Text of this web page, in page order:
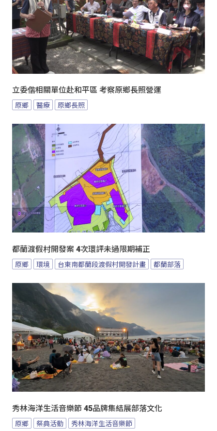
立委偕相關單位赴和平區 考察原鄉長照營運
原鄉 醫療 原鄉長照
都蘭渡假村開發案 4次環評未過限期補正
原鄉 環境 台東南都蘭段渡假村開發計畫 都蘭部落
秀林海洋生活音樂節 45品牌集結展部落文化
原鄉 祭典活動 秀林海洋生活音樂節